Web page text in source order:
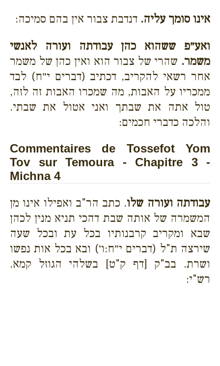
אינו סומך עליה. דנדבת צבור אין בהם סמיכה:
ואע״פ ששהוא כהן עבודתה ועורה לאנשי
משמר. שהרי של צבור הוא ואין כהן של משמר
אחר רשאי להקריב, דכתיב (דברים י״ח) לבד
ממכריו על האבות, מה שמכרו האבות זה לזה,
טול אתה את שבתך ואני אטול את שבתי.
והלכה כדברי חכמים:
Commentaires de Tossefot Yom
Tov sur Temoura - Chapitre 3 -
Michna 4
עבודתה ועורה שלו. כתב הר"ב ואפילו אינו מן
המשמרה של אותה שבת דהכי תניא מנין לכהן
שבא ומקריב קרבנותיו בכל עת ובכל שעה
שירצה ת"ל (דברים י״ח:ו׳) ובא בכל אות נפשו
ושרת. בב"ק [דף ק"ט] בשלהי הגוזל קמא.
רש"י: